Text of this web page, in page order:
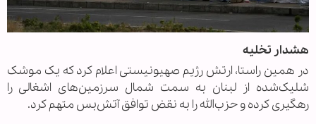
هشدار تخلیه
در همین راستا، ارتش رژیم صهیونیستی اعلام کرد که یک موشک
شلیک‌شده از لبنان به سمت شمال سرزمین‌های اشغالی را
رهگیری کرده و حزب‌الله را به نقض توافق آتش‌بس متهم کرد.